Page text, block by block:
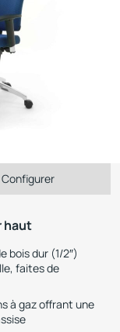
Configurer
haut
bois dur (1/2″)
faites de
à gaz offrant une